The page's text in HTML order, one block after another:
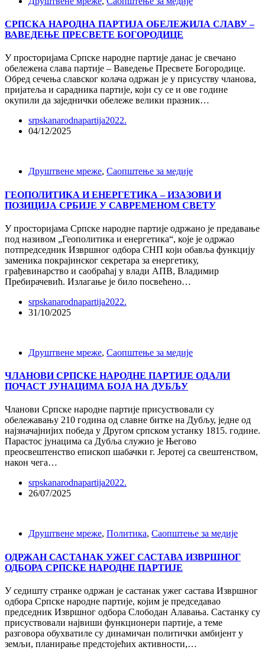
СРПСКА НАРОДНА ПАРТИЈА ОБЕЛЕЖИЛА СЛАВУ –
ВАВЕДЕЊЕ ПРЕСВЕТЕ БОГОРОДИЦЕ
У просторијама Српске народне партије данас је свечано
обележена слава партије – Ваведење Пресвете Богородице.
Обред сечења славског колача одржан је у присуству чланова,
пријатеља и сарадника партије, који су се и ове године
окупили да заједнички обележе велики празник…
srpskanarodnapartija2022.
04/12/2025
Друштвене мреже, Саопштење за медије
ГЕОПОЛИТИКА И ЕНЕРГЕТИКА – ИЗАЗОВИ И
ПОЗИЦИЈА СРБИЈЕ У САВРЕМЕНОМ СВЕТУ
У просторијама Српске народне партије одржано je предавање
под називом „Геополитика и енергетика“, које је одржао
потпредседник Извршног одбора СНП који обавља функцију
заменика покрајинског секретара за енергетику,
грађевинарство и саобраћај у влади АПВ, Владимир
Пребирачевић. Излагање је било посвећено…
srpskanarodnapartija2022.
31/10/2025
Друштвене мреже, Саопштење за медије
ЧЛАНОВИ СРПСКЕ НАРОДНЕ ПАРТИЈЕ ОДАЛИ
ПОЧАСТ ЈУНАЦИМА БОЈА НА ДУБЉУ
Чланови Српске народне партије присуствовали су
обележавању 210 година од славне битке на Дубљу, једне од
најзначајнијих победа у Другом српском устанку 1815. године.
Парастос јунацима са Дубља служио је Његово
преосвештенство епископ шабачки г. Јеротеј са свештенством,
након чега…
srpskanarodnapartija2022.
26/07/2025
Друштвене мреже, Политика, Саопштење за медије
ОДРЖАН САСТАНАК УЖЕГ САСТАВА ИЗВРШНОГ
ОДБОРА СРПСКЕ НАРОДНЕ ПАРТИЈЕ
У седишту странке одржан је састанак ужег састава Извршног
одбора Српске народне партије, којим је председавао
председник Извршног одбора Слободан Алавања. Састанку су
присуствовали највиши функционери партије, а теме
разговора обухватиле су динамичан политички амбијент у
земљи, планирање предстојећих активности,…